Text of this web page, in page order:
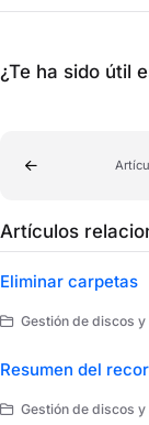
¿Te ha sido útil
Artículos
Eliminar carpetas
Gestión de discos
Resumen del
Gestión de discos